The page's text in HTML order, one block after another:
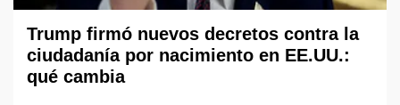
Trump firmó nuevos decretos contra la
ciudadanía por nacimiento en EE.UU.:
qué cambia